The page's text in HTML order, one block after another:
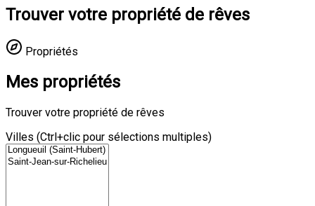
Trouver votre propriété de rêves
Propriétés
Mes propriétés
Trouver votre propriété de rêves
Villes (Ctrl+clic pour sélections multiples)